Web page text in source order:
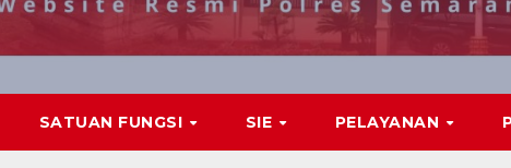
SATUAN FUNGSI SIE PELAYANAN